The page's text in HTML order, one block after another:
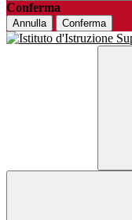
Conferma
Annulla Conferma